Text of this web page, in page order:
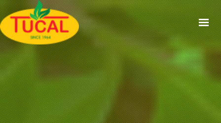
ACCUEIL
À PROPOS
GAMMES
CERTIFICATIONS
RECETTES
ACTUALITÉS
CONTACT